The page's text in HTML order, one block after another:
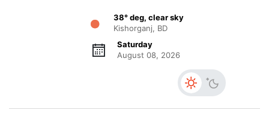
38° deg, clear sky
Kishorganj, BD
Saturday
August 08, 2026